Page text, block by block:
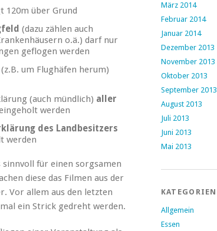
120m über Grund
(dazu zählen auch
o.ä.) darf nur
geflogen werden
um Flughäfen herum)
(auch mündlich) aller
werden
des Landbesitzers
werden
sinnvoll für einen sorgsamen
diese das Filmen aus der
Vor allem aus den letzten
ein Strick gedreht werden.
März 2014
Februar 2014
Januar 2014
Dezember 2013
November 2013
Oktober 2013
September 2013
August 2013
Juli 2013
Juni 2013
Mai 2013
KATEGORIEN
Allgemein
Essen